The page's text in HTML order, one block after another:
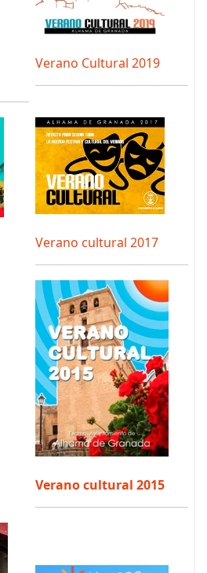
Verano Cultural 2019
Verano cultural 2017
Verano cultural 2015